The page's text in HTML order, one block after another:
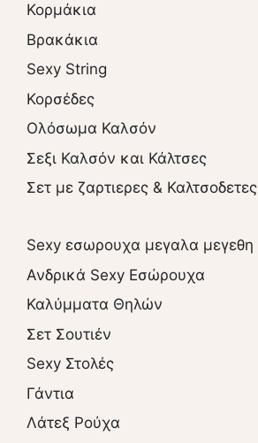
Κορμάκια
Βρακάκια
Sexy String
Κορσέδες
Ολόσωμα Καλσόν
Σεξι Καλσόν και Κάλτσες
Σετ με ζαρτιερες & Καλτσοδετες
Sexy εσωρουχα μεγαλα μεγεθη
Ανδρικά Sexy Εσώρουχα
Καλύμματα Θηλών
Σετ Σουτιέν
Sexy Στολές
Γάντια
Λάτεξ Ρούχα